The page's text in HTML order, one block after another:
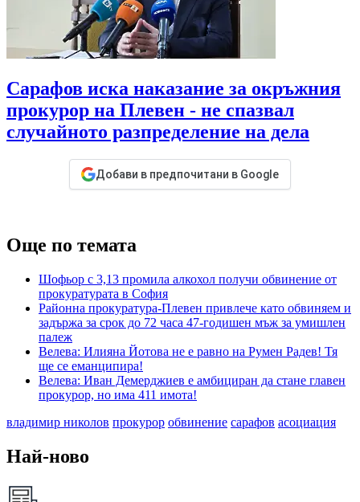
Сарафов иска наказание за окръжния
прокурор на Плевен - не спазвал
случайното разпределение на дела
Добави в предпочитани в Google
Още по темата
Шофьор с 3,13 промила алкохол получи обвинение от
прокуратурата в София
Районна прокуратура-Плевен привлече като обвиняем и
задържа за срок до 72 часа 47-годишен мъж за умишлен
палеж
Велева: Илияна Йотова не е равно на Румен Радев! Тя
ще се еманципира!
Велева: Иван Демерджиев е амбициран да стане главен
прокурор, но има 411 имота!
владимир николов прокурор обвинение сарафов асоциация
Най-ново